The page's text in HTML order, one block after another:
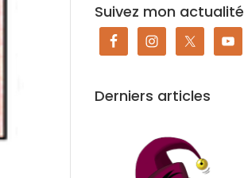
Suivez mon actualité
Derniers articles